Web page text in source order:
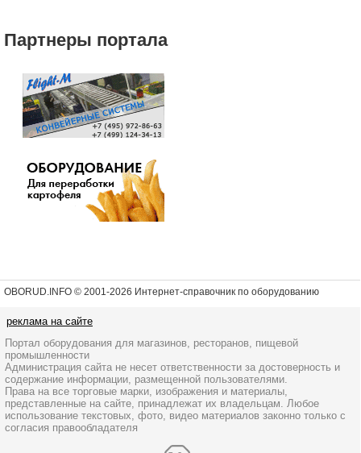
Партнеры портала
OBORUD.INFO © 2001-2026 Интернет-справочник по оборудованию
реклама на сайте
Портал оборудования для магазинов, ресторанов, пищевой
промышленности
Администрация сайта не несет ответственности за достоверность и
содержание информации, размещенной пользователями.
Права на все торговые марки, изображения и материалы,
представленные на сайте, принадлежат их владельцам. Любое
использование текстовых, фото, видео материалов законно только с
согласия правообладателя